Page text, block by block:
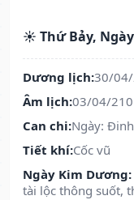
☀️ Thứ Bảy, Ngày
Dương lịch:30/04/
Âm lịch:03/04/
Can chi:Ngày:
Tiết khí:Cốc vũ
Ngày Kim Dương:
tài lộc thông suốt,